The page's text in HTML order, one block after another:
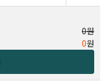
0원
0원